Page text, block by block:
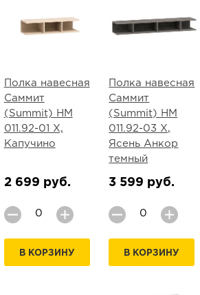
Полка навесная
Саммит
(Summit) НМ
011.92-01 Х,
Капучино
2 699 руб.
В КОРЗИНУ
Полка навесная
Саммит
(Summit) НМ
011.92-03 Х,
Ясень Анкор
темный
3 599 руб.
В КОРЗИНУ